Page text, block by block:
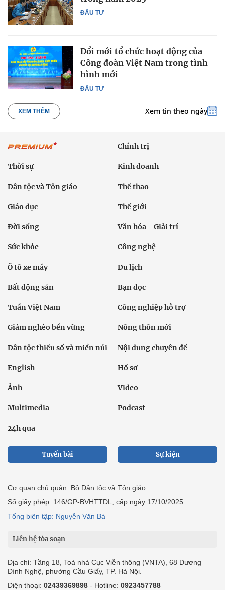
ĐẦU TƯ
ĐẦU TƯ
Đổi mới tổ chức hoạt động của
Công đoàn Việt Nam trong tình
hình mới
XEM THÊM Xem tin theo ngày
Chính trị
Thời sự Kinh doanh
Dân tộc và Tôn giáo Thể thao
Giáo dục Thế giới
Đời sống Văn hóa - Giải trí
Sức khỏe Công nghệ
Ô tô xe máy Du lịch
Bất động sản Bạn đọc
Tuần Việt Nam Công nghiệp hỗ trợ
Giảm nghèo bền vững Nông thôn mới
Dân tộc thiểu số và miền núi Nội dung chuyên đề
English Hồ sơ
Ảnh Video
Multimedia Podcast
24h qua
Tuyến bài Sự kiện
Cơ quan chủ quản: Bộ Dân tộc và Tôn giáo
Số giấy phép: 146/GP-BVHTTDL, cấp ngày 17/10/2025
Tổng biên tập: Nguyễn Văn Bá
Liên hệ tòa soạn
Địa chỉ: Tầng 18, Toà nhà Cục Viễn thông (VNTA), 68 Dương
Đình Nghệ, phường Cầu Giấy, TP. Hà Nội.
Điện thoại: 02439369898 - Hotline: 0923457788